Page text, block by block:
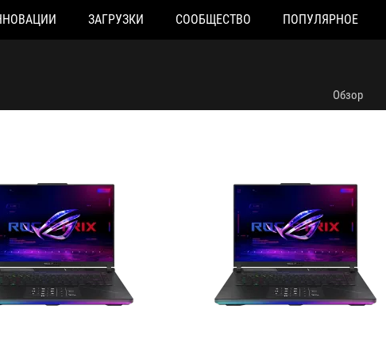
ЗАГРУЗКИ СООБЩЕСТВО ПОПУЛЯРНОЕ
Обзор
G634JY-NM034X